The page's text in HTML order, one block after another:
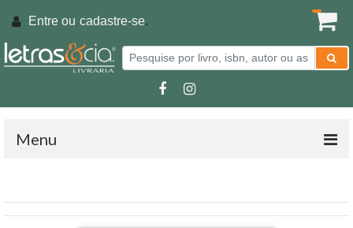
Entre ou cadastre-se.
Menu